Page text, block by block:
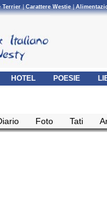
Terrier|Carattere Westie|
HOTEL POESIE
Foto Tati